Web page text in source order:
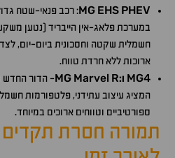
MG EHS PHEV
: רכב פנאי-שטח
במערכת פלאג-אין הייבריד (נטען
חשמלית שקטה וחסכונית ביום-יום, לצד
ארוכות ללא חרדת טווח.
MG4 ו: MG Marvel R
- הדור החדש
המציג עיצוב עתידני, פלטפורמות
ספורטיביים וטווחים ארוכים במיוחד.
תמורה חסרת תקדים